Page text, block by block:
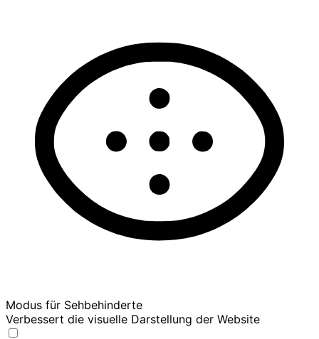
Modus für Sehbehinderte
Verbessert die visuelle Darstellung der Website